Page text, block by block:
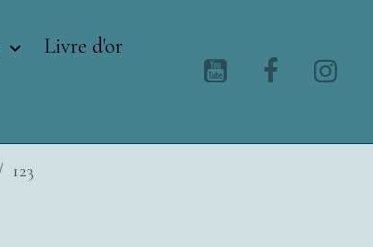
Livre d'or
123